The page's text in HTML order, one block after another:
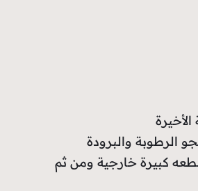
الرطوبة والبرودة
كبيرة خارجية ومن ثم